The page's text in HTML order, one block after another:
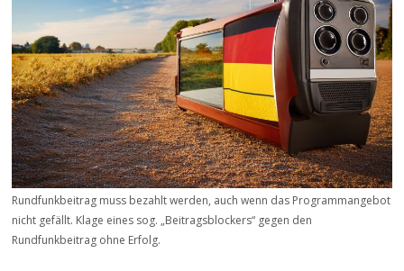
Rundfunkbeitrag muss bezahlt werden, auch wenn das Programmangebot
nicht gefällt. Klage eines sog. „Beitrags­blockers“ gegen den
Rundfunkbeitrag ohne Erfolg.